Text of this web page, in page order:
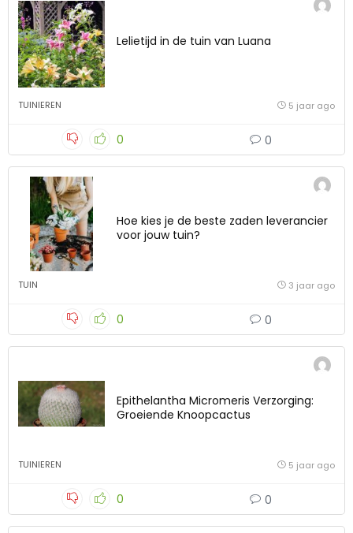
Lelietijd in de tuin van Luana
TUINIEREN 5 jaar ago
0 0
Hoe kies je de beste zaden leverancier
voor jouw tuin?
TUIN 3 jaar ago
0 0
Epithelantha Micromeris Verzorging:
Groeiende Knoopcactus
TUINIEREN 5 jaar ago
0 0